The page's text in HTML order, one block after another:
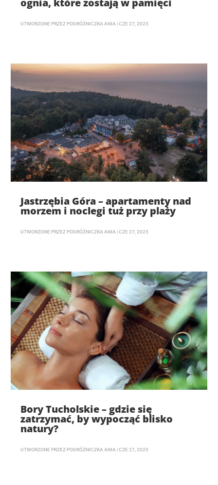
UTWORZONE PRZEZ PODRÓŻNICZKA ANIA |CZE 27, 2025
Jastrzębia Góra – apartamenty nad
morzem i noclegi tuż przy plaży
UTWORZONE PRZEZ PODRÓŻNICZKA ANIA |CZE 27, 2025
Bory Tucholskie – gdzie się
zatrzymać, by wypocząć blisko
natury?
UTWORZONE PRZEZ PODRÓŻNICZKA ANIA |CZE 27, 2025